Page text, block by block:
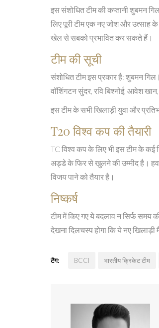
इस संशोधित टीम की कप्तानी शुबमन
लिए पूरी टीम एक नए जोश और उत्साह
खेल से सबको प्रभावित कर सकते हैं।
टीम की सूची
संशोधित टीम इस प्रकार है: शुबमन गिल
वॉशिंगटन सुंदर, रवि बिश्नोई, आवेश
इस टीम के सभी खिलाड़ी युवा और
T20 विश्व कप की तैयारी
TC विश्व कप के लिए भी इस टीम के कई
अड्डे के फिर से खुलने की उम्मीद है।
विजय पाने को तैयार है।
निष्कर्ष
टीम में किए गए ये बदलाव न सिर्फ समय
देखना दिलचस्प होगा कि ये नए
टैग: BCCI भारतीय क्रिकेट टीम